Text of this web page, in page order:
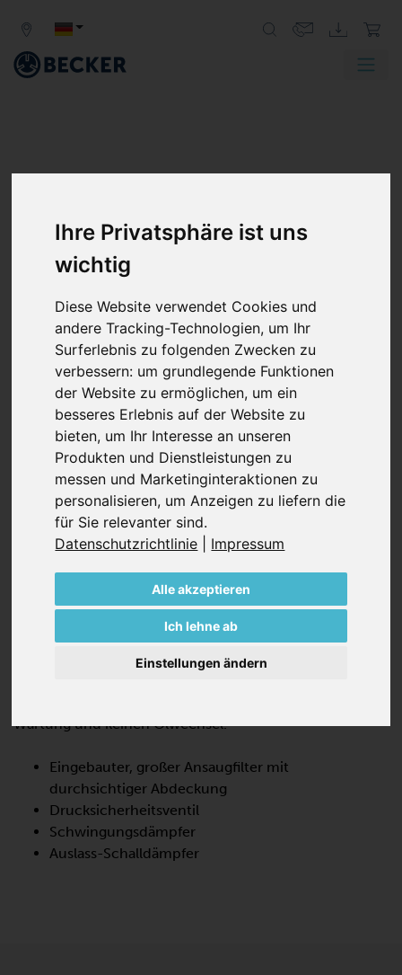
Ihre Privatsphäre ist uns
wichtig
Diese Website verwendet Cookies und
andere Tracking-Technologien, um Ihr
Surferlebnis zu folgenden Zwecken zu
verbessern: um grundlegende Funktionen
der Website zu ermöglichen, um ein
besseres Erlebnis auf der Website zu
bieten, um Ihr Interesse an unseren
Produkten und Dienstleistungen zu
messen und Marketinginteraktionen zu
personalisieren, um Anzeigen zu liefern die
für Sie relevanter sind.
Datenschutzrichtlinie
Impressum
Alle akzeptieren
Ich lehne ab
Einstellungen ändern
DTLF 2.500
TROCKENLAUFEND
Die DTLF 2.500 ist eine trockenlaufende
Verdrängerpumpe für Niederdruck, die für den
Dauerbetrieb ausgelegt ist. Der Drehschieber-
Wartung und keinen Ölwechsel.
Eingebauter, großer Ansaugfilter mit
durchsichtiger Abdeckung
Drucksicherheitsventil
Schwingungsdämpfer
Auslass-Schalldämpfer